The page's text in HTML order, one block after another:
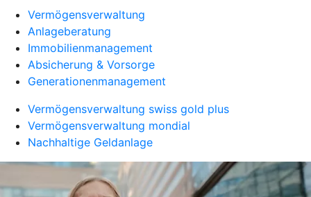
Vermögensverwaltung
Anlageberatung
Immobilienmanagement
Absicherung & Vorsorge
Generationenmanagement
Vermögensverwaltung swiss gold plus
Vermögensverwaltung mondial
Nachhaltige Geldanlage